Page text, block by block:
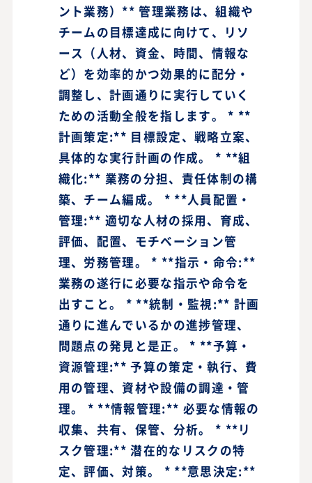
ント業務）** 管理業務は、組織や
チームの目標達成に向けて、リソ
ース（人材、資金、時間、情報な
ど）を効率的かつ効果的に配分・
調整し、計画通りに実行していく
ための活動全般を指します。 * **
計画策定:** 目標設定、戦略立案、
具体的な実行計画の作成。 * **組
織化:** 業務の分担、責任体制の構
築、チーム編成。 * **人員配置・
管理:** 適切な人材の採用、育成、
評価、配置、モチベーション管
理、労務管理。 * **指示・命令:**
業務の遂行に必要な指示や命令を
出すこと。 * **統制・監視:** 計画
通りに進んでいるかの進捗管理、
問題点の発見と是正。 * **予算・
資源管理:** 予算の策定・執行、費
用の管理、資材や設備の調達・管
理。 * **情報管理:** 必要な情報の
収集、共有、保管、分析。 * **リ
スク管理:** 潜在的なリスクの特
定、評価、対策。 * **意思決定:**